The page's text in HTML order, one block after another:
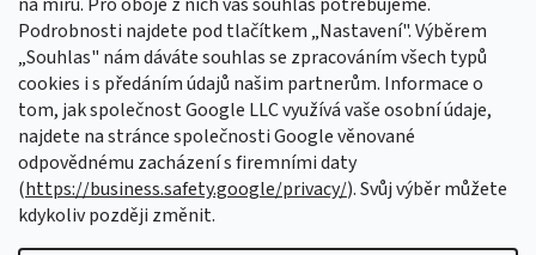
Podrobnosti najdete pod tlačítkem „Nastavení". Výběrem
„Souhlas" nám dáváte souhlas se zpracováním všech typů
cookies i s předáním údajů našim partnerům. Informace o
tom, jak společnost Google LLC využívá vaše osobní údaje,
najdete na stránce společnosti Google věnované
odpovědnému zacházení s firemními daty
(https://business.safety.google/privacy/). Svůj výběr můžete
kdykoliv později změnit.
Odebírat newsletter
Vložte svůj e-mail a my vám budeme zasílat informace o nových
produktech na našem e-shopu.
E-mail
Vložením e-mailu souhlasíte s podmínkami ochrany osobních údajů